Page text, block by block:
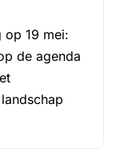
op 19 mei:
de agenda